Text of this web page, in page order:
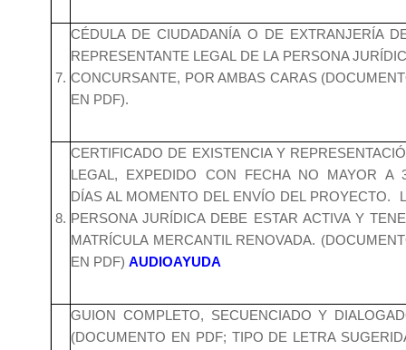
7.
CÉDULA DE CIUDADANÍA O DE EXTRANJERÍA
REPRESENTANTE LEGAL DE LA PERSONA
CONCURSANTE, POR AMBAS CARAS
EN PDF).
8.
CERTIFICADO DE EXISTENCIA Y
LEGAL, EXPEDIDO CON FECHA NO MAYOR A
DÍAS AL MOMENTO DEL ENVÍO DEL PROYECTO.
PERSONA JURÍDICA DEBE ESTAR ACTIVA Y
MATRÍCULA MERCANTIL RENOVADA.
EN PDF) AUDIOAYUDA
GUION COMPLETO, SECUENCIADO Y
(DOCUMENTO EN PDF; TIPO DE LETRA